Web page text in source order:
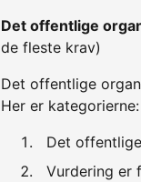
Det offentlige
de fleste krav)
Det offentlige
Her er kategorierne:
Det
Vurdering er